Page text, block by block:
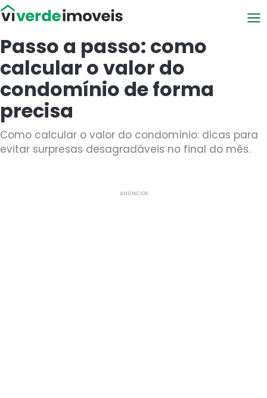
Viver de Imóveis
Passo a passo: como
calcular o valor do
condomínio de forma
precisa
Como calcular o valor do condomínio: dicas para
evitar surpresas desagradáveis no final do mês.
ANÚNCIOS